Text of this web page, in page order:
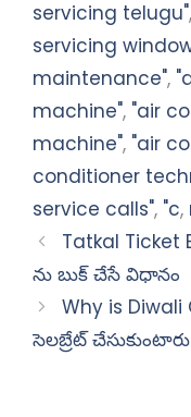
servicing telugu",
servicing
maintenance",
machine", "air
machine", "air
conditioner
service calls", "c,
Tatkal
ను బుక్ చేసే విధానం
Why is
సెలబ్రేట్